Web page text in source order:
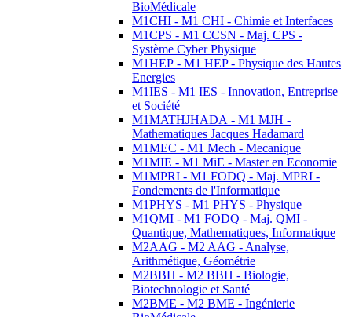
BioMédicale
M1CHI - M1 CHI - Chimie et Interfaces
M1CPS - M1 CCSN - Maj. CPS -
Système Cyber Physique
M1HEP - M1 HEP - Physique des Hautes
Energies
M1IES - M1 IES - Innovation, Entreprise
et Société
M1MATHJHADA - M1 MJH -
Mathematiques Jacques Hadamard
M1MEC - M1 Mech - Mecanique
M1MIE - M1 MiE - Master en Economie
M1MPRI - M1 FODQ - Maj. MPRI -
Fondements de l'Informatique
M1PHYS - M1 PHYS - Physique
M1QMI - M1 FODQ - Maj. QMI -
Quantique, Mathematiques, Informatique
M2AAG - M2 AAG - Analyse,
Arithmétique, Géométrie
M2BBH - M2 BBH - Biologie,
Biotechnologie et Santé
M2BME - M2 BME - Ingénierie